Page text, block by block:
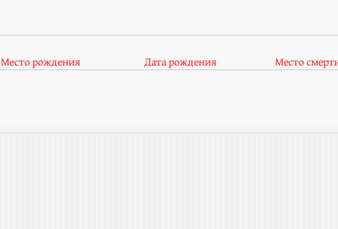
Место рождения Дата рождения Место